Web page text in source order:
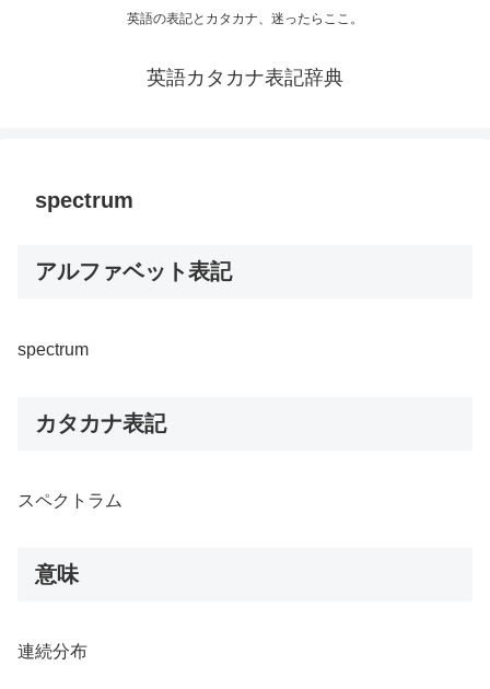
英語の表記とカタカナ、迷ったらここ。
英語カタカナ表記辞典
spectrum
アルファベット表記
spectrum
カタカナ表記
スペクトラム
意味
連続分布